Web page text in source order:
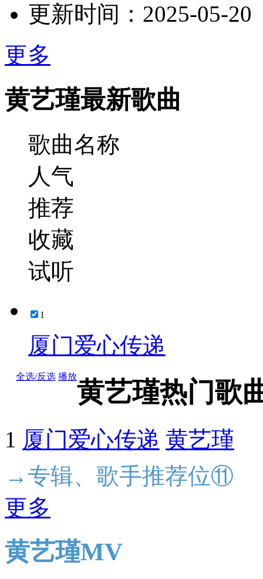
更新时间： 2025-05-20
更多
黄艺瑾最新歌曲
歌曲名称
人气
推荐
收藏
试听
1
厦门爱心传递
全选/反选 播放
黄艺瑾热门歌
1 厦门爱心传递 黄艺瑾
→专辑、歌手推荐位⑪
更多
黄艺瑾MV